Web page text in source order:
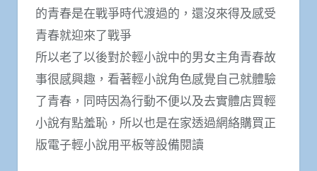
的青春是在戰爭時代渡過的，還沒來得及感受
青春就迎來了戰爭
所以老了以後對於輕小說中的男女主角青春故
事很感興趣，看著輕小說角色感覺自己就體驗
了青春，同時因為行動不便以及去實體店買輕
小說有點羞恥，所以也是在家透過網絡購買正
版電子輕小說用平板等設備閱讀